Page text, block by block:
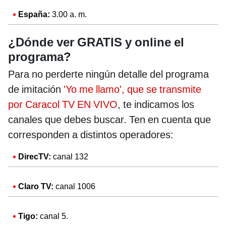
España: 3.00 a. m.
¿Dónde ver GRATIS y online el
programa?
Para no perderte ningún detalle del programa
de imitación 'Yo me llamo', que se transmite
por Caracol TV EN VIVO, te indicamos los
canales que debes buscar. Ten en cuenta que
corresponden a distintos operadores:
DirecTV: canal 132
Claro TV: canal 1006
Tigo: canal 5.